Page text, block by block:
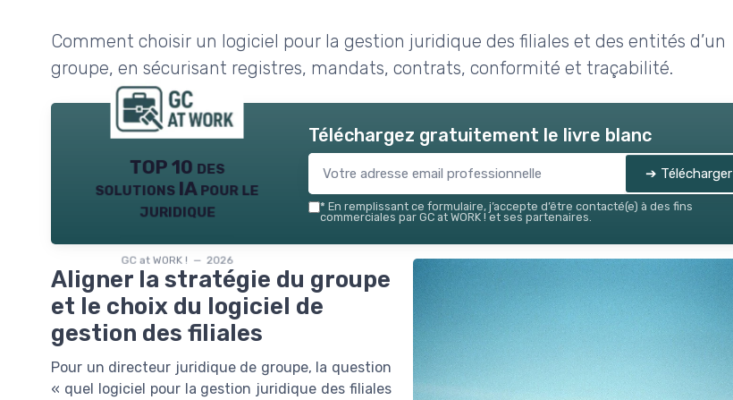
Comment choisir un logiciel pour la gestion juridique des filiales et des entités d’un
groupe, en sécurisant registres, mandats, contrats, conformité et traçabilité.
TOP 10 des
solutions IA pour le
juridique
GC at WORK ! — 2026
Téléchargez gratuitement le livre blanc
➔ Télécharger
* En remplissant ce formulaire, j’accepte d’être contacté(e) à des fins
commerciales par GC at WORK ! et ses partenaires.
Aligner la stratégie du groupe
et le choix du logiciel de
gestion des filiales
Pour un directeur juridique de groupe, la question
« quel logiciel pour la gestion juridique des filiales